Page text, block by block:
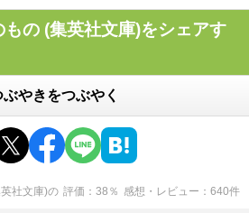
の (集英社文庫)をシェアす
やきをつぶやく
社文庫)の 評価 38 ％ 感想・レビュー 640件